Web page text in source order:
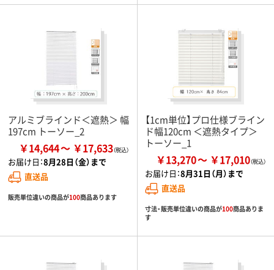
アルミブラインド＜遮熱＞ 幅
197cm トーソー_2
￥14,644 ￥17,633
お届け日：8月28日（金）まで
直送品
販売単位違いの商品が100商品あります
【1cm単位】プロ仕様ブライン
ド幅120cm ＜遮熱タイプ＞
トーソー_1
￥13,270 ￥17,010
お届け日：8月31日（月）まで
直送品
寸法・販売単位違いの商品が100商品ありま
す